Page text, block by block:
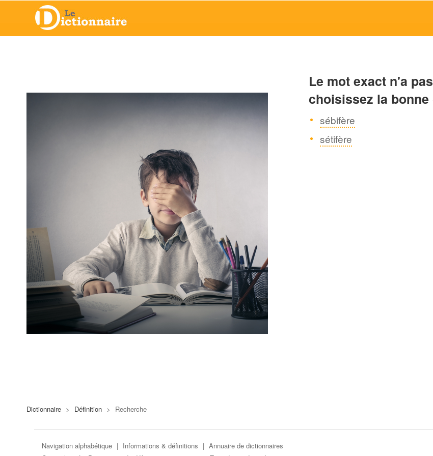
Le mot exact n'a
choisissez la
sébifère
sétifère
Dictionnaire > Définition > Recherche
Navigation alphabétique | Informations & définitions | Annuaire de dictionnaires